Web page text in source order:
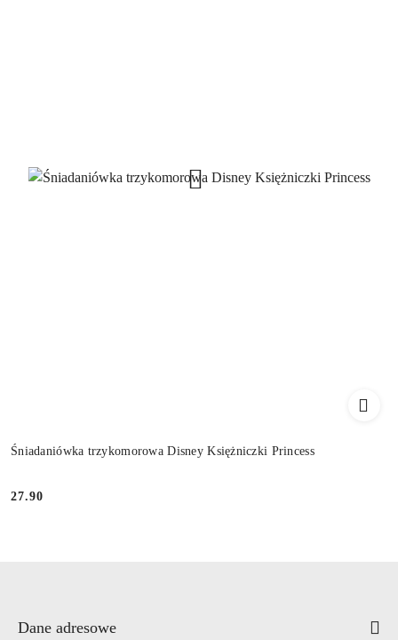
Śniadaniówka trzykomorowa Disney Księżniczki Princess
Cena:
27.90
Dane adresowe